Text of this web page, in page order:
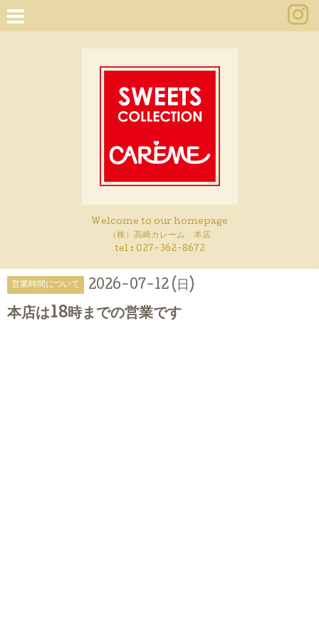
Welcome to our homepage
（株）高崎カレーム 本店
tel : 027-362-8672
営業時間について 2026-07-12 (日)
本店は18時までの営業です